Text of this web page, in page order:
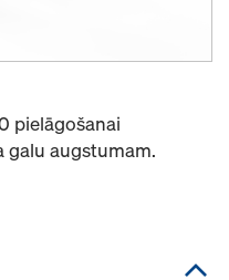
pielāgošanai
galu augstumam.